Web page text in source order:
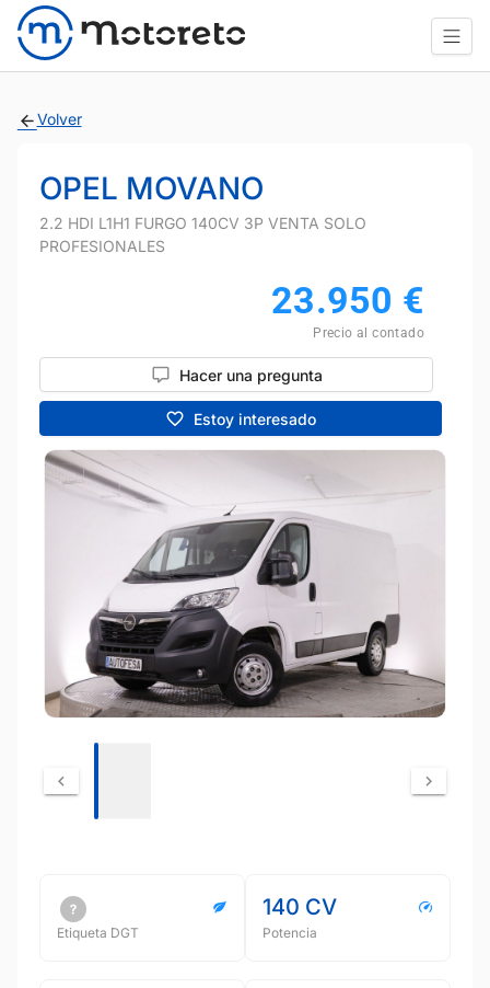
Volver
OPEL MOVANO
2.2 HDI L1H1 FURGO 140CV 3P VENTA SOLO
PROFESIONALES
23.950 €
Precio al contado
Hacer una pregunta
Estoy interesado
Etiqueta DGT
140 CV
Potencia